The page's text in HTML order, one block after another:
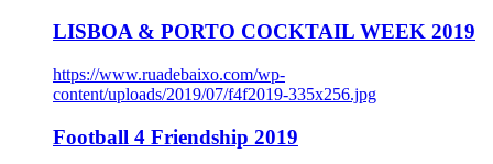
LISBOA & PORTO COCKTAIL WEEK 2019
https://www.ruadebaixo.com/wp-
content/uploads/2019/07/f4f2019-335x256.jpg
Football 4 Friendship 2019